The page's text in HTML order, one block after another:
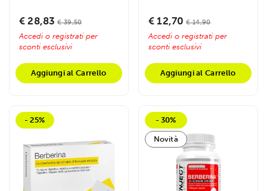
€ 28,83 € 39,50
Accedi o registrati per
sconti esclusivi
Aggiungi al Carrello
€ 12,70 € 14,90
Accedi o registrati per
sconti esclusivi
Aggiungi al Carrello
- 25% - 30%
Novità